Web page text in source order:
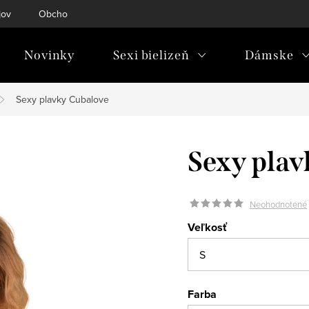
Obchodné podmienky
Novinky Sexi bielizeň Dámske
Sexy plavky Cubalove
Sexy
Neohodnotené
Veľkosť
Farba